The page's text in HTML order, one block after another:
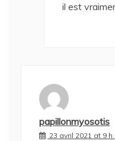
il est
papillonmyosotis
23 avril 2021 at 9 h